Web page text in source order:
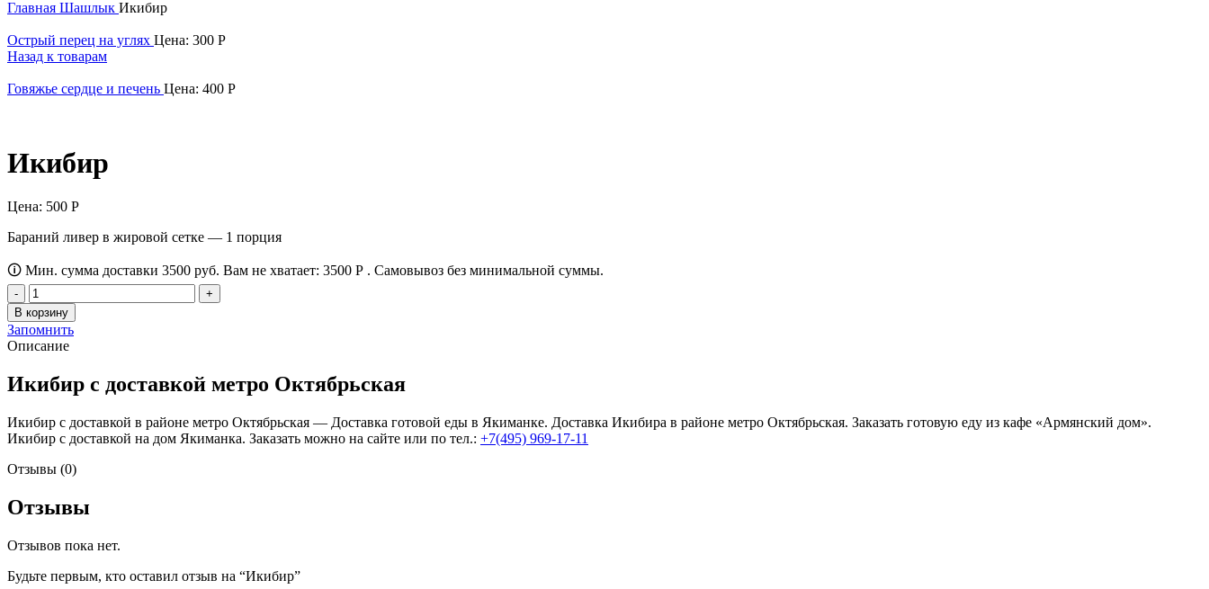
Главная Шашлык Икибир
Острый перец на углях Цена: 300 Р
Назад к товарам
Говяжье сердце и печень Цена: 400 Р
Икибир
Цена: 500 Р
Бараний ливер в жировой сетке — 1 порция
🛈 Мин. сумма доставки 3500 руб. Вам не хватает: 3500 Р . Самовывоз без минимальной суммы.
Количество
товара
Икибир
В корзину
Запомнить
Описание
Икибир с доставкой метро Октябрьская
Икибир с доставкой в районе метро Октябрьская — Доставка готовой еды в Якиманке. Доставка Икибира в районе метро Октябрьская. Заказать готовую еду из кафе «Армянский дом».
Икибир с доставкой на дом Якиманка. Заказать можно на сайте или по тел.: +7(495) 969-17-11
Отзывы (0)
Отзывы
Отзывов пока нет.
Будьте первым, кто оставил отзыв на “Икибир”